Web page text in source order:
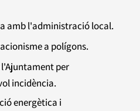
amb l'administració local.
a polígons.
per
incidència.
energètica i